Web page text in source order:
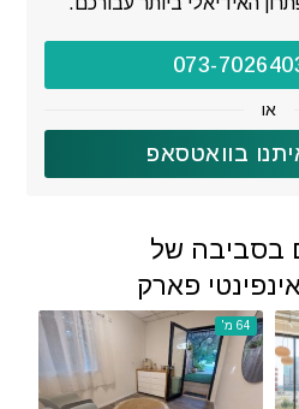
או
בוואטסאפ
בסביבה של
פארק
64 מ'